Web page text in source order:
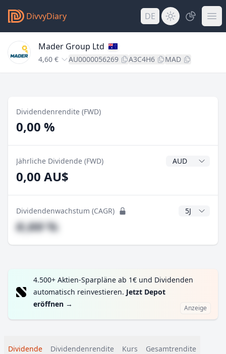
DivvyDiary DE
Mader Group Ltd
4,60 € AU0000056269 A3C4H6 MAD
Dividendenrendite (FWD)
0,00 %
Jährliche Dividende (FWD)
0,00 AU$
Dividendenwachstum (CAGR) CAGR Jahre
#,## %
4.500+ Aktien-Sparpläne ab 1€ und Dividenden
automatisch reinvestieren. Jetzt Depot
eröffnen → Anzeige
Dividende Dividendenrendite Kurs Gesamtrendite